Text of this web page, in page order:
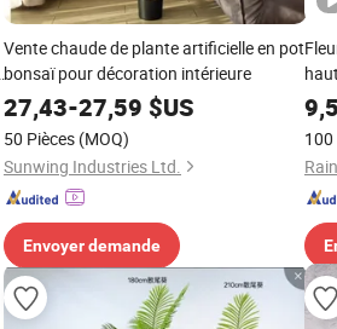
Vente chaude de plante artificielle en pot
bonsaï pour décoration intérieure
27,43-27,59 $US
50 Pièces (MOQ)
Sunwing Industries Ltd.
Envoyer demande
les
100